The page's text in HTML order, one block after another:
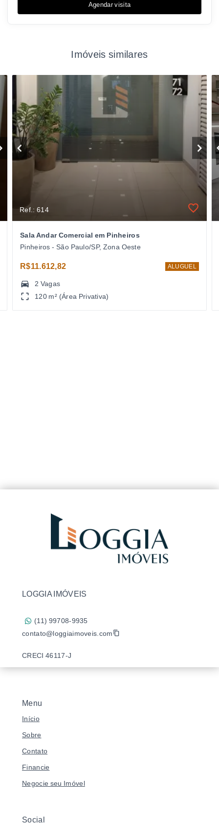
Agendar visita
Imóveis similares
Ref.: 614
Sala Andar Comercial em Pinheiros
Pinheiros - São Paulo/SP, Zona Oeste
R$11.612,82 ALUGUEL
2 Vagas
120 m² (Área Privativa)
Menu
Início
Sobre
Contato
Financie
Negocie seu Imóvel
Social
LOGGIA IMÓVEIS
(11) 99708-9935
contato@loggiaimoveis.com
CRECI 46117-J